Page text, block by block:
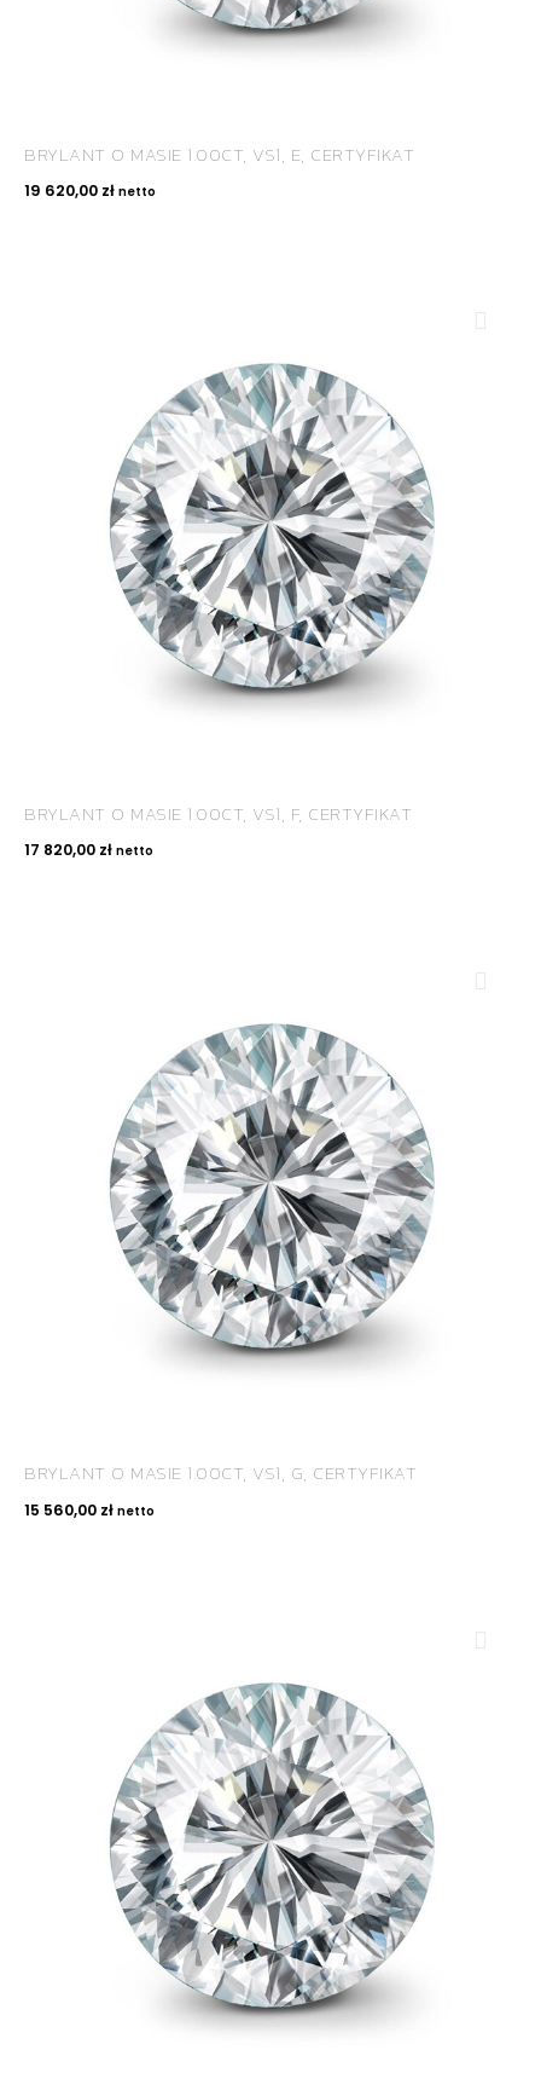
BRYLANT O MASIE 1.00CT, VS1, E, CERTYFIKAT
19 620,00 zł netto
BRYLANT O MASIE 1.00CT, VS1, F, CERTYFIKAT
17 820,00 zł netto
BRYLANT O MASIE 1.00CT, VS1, G, CERTYFIKAT
15 560,00 zł netto
ROYAL DIAMONDS
Diamenty | Biżuteria | Kamienie dla jubilerów